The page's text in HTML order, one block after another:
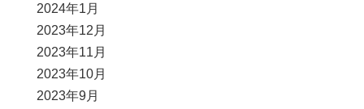
2024年1月
2023年12月
2023年11月
2023年10月
2023年9月